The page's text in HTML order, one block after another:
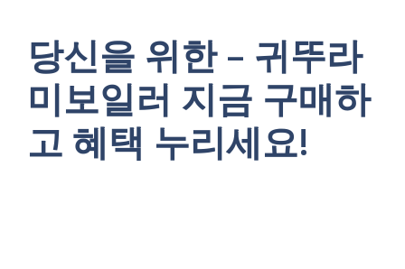
당신을 위한 – 귀뚜라
미보일러 지금 구매하
고 혜택 누리세요!